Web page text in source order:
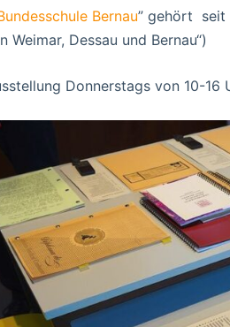
Bernau” gehört seit
Weimar, Dessau und Bernau“)
Donnerstags von 10-